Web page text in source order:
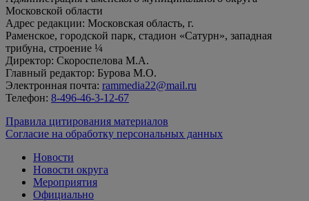
Московской области
Адрес редакции: Московская область, г.
Раменское, городской парк, стадион «Сатурн», западная
трибуна, строение ¼
Директор: Скороспелова М.А.
Главный редактор: Бурова М.О.
Электронная почта: rammedia22@mail.ru
Телефон: 8-496-46-3-12-67
Правила цитирования материалов
Согласие на обработку персональных данных
Новости
Новости округа
Мероприятия
Официально